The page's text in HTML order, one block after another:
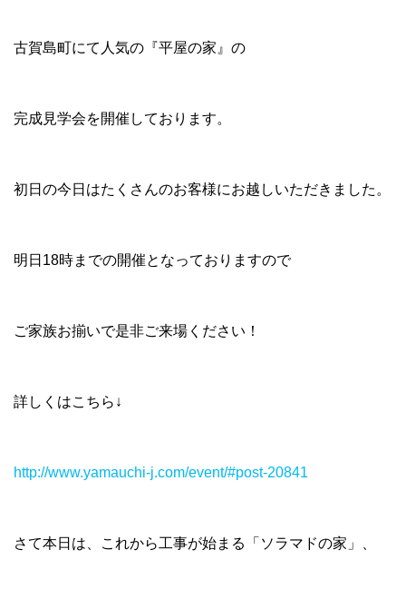
古賀島町にて人気の『平屋の家』の
完成見学会を開催しております。
初日の今日はたくさんのお客様にお越しいただきました。
明日18時までの開催となっておりますので
ご家族お揃いで是非ご来場ください！
詳しくはこちら↓
http://www.yamauchi-j.com/event/#post-20841
さて本日は、これから工事が始まる「ソラマドの家」、